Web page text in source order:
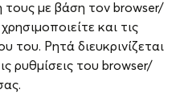
τους με βάση τον browser/
και τις
του. Ρητά διευκρινίζεται
ρυθμίσεις του browser/